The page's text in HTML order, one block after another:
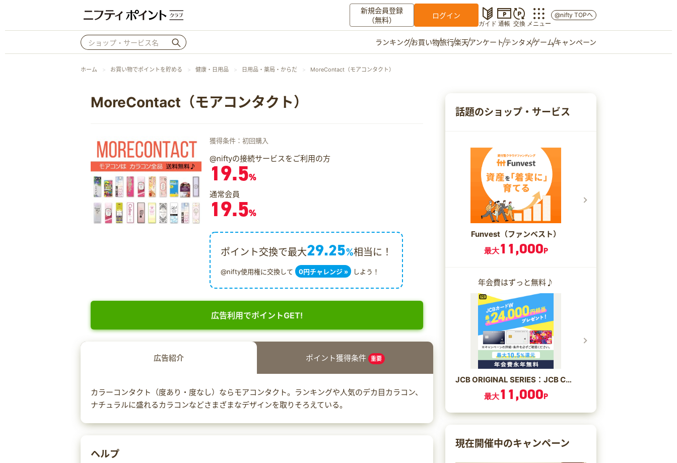
新規会員登録
（無料）
ログイン
ガイド 通帳 交換 メニュー
その他
キャンペーン
@nifty TOPへ
ランキングお買い物旅行楽天アンケートテンタメゲームキャンペーン
ホーム お買い物でポイントを貯める 健康・日用品 日用品・薬局・からだ MoreContact（モアコンタクト）
MoreContact（モアコンタクト）
獲得条件：初回購入
@niftyの接続サービスをご利用の方
19.5%
通常会員
19.5%
ポイント交換で最大29.25%相当に！
@nifty使用権に交換して 0円チャレンジ » しよう！
広告利用でポイントGET!
広告紹介 ポイント獲得条件 重要
カラーコンタクト（度あり・度なし）ならモアコンタクト。ランキングや人気のデカ目カラコン、
ナチュラルに盛れるカラコンなどさまざまなデザインを取りそろえている。
ヘルプ
話題のショップ・サービス
Funvest（ファンベスト）
最大11,000P
年会費はずっと無料♪
JCB ORIGINAL SERIES：JCB CARD W/JCB CARD W plus L
最大11,000P
現在開催中のキャンペーン